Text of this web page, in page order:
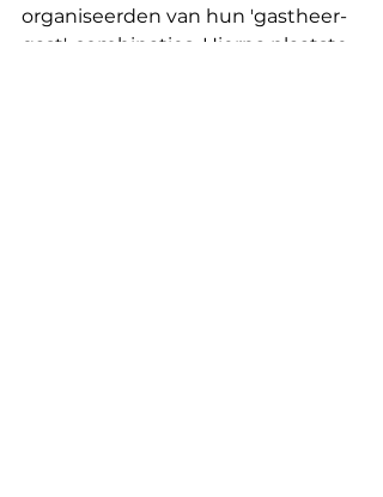
organiseerden van hun 'gastheer-
gast'-combinaties. Hierna plaatste